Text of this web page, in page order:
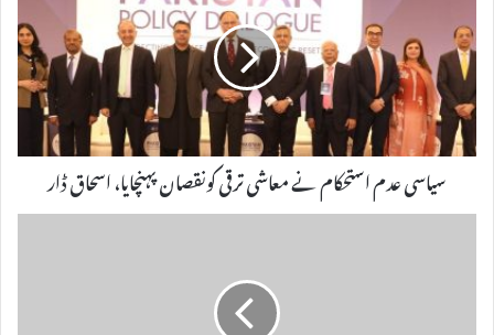
سیاسی عدم استحکام نے معاشی ترقی کونقصان پہنچایا، اسحاق ڈار